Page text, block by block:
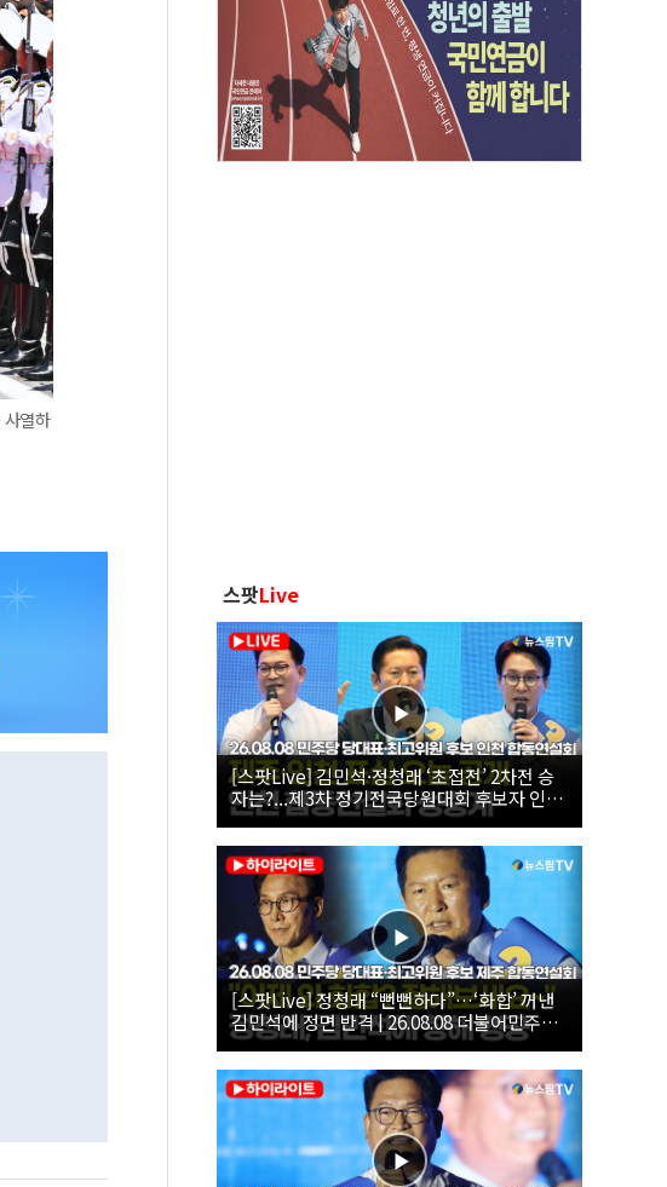
열하
스팟Live
[스팟Live] 김민석·정청래 ‘초접전’ 2차전 승
자는?...제3차 정기전국당원대회 후보자 인천
합동연설회 생중계 | 26.08.08
[스팟Live] 정청래 “뻔뻔하다”…‘화합’ 꺼낸
김민석에 정면 반격 | 26.08.08 더불어민주당
당대표·최고위원 후보 제주 합동연설회